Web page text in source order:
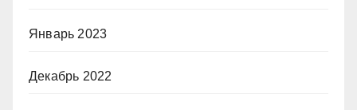
Январь 2023
Декабрь 2022